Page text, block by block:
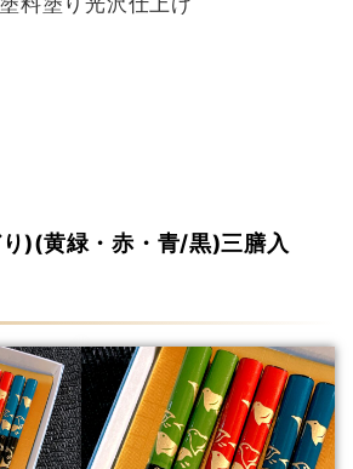
)(黄緑・赤・青/黒)三膳入